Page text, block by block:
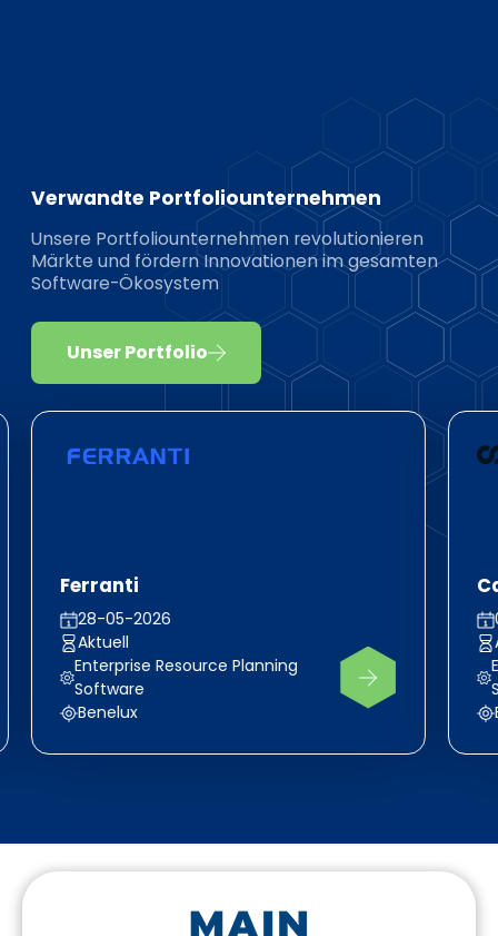
Verwandte Portfoliounternehmen
Unsere Portfoliounternehmen revolutionieren
Märkte und fördern Innovationen im gesamten
Software-Ökosystem
Unser Portfolio
Ferranti
28-05-2026
Aktuell
Enterprise Resource Planning
Software
Benelux